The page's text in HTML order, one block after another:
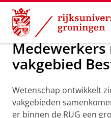
Skip
Content
Skip
Navigation
Over ons Praktische zaken
vakgebied
Wetenschap ontwikkelt
vakgebieden
er binnen de RUG een